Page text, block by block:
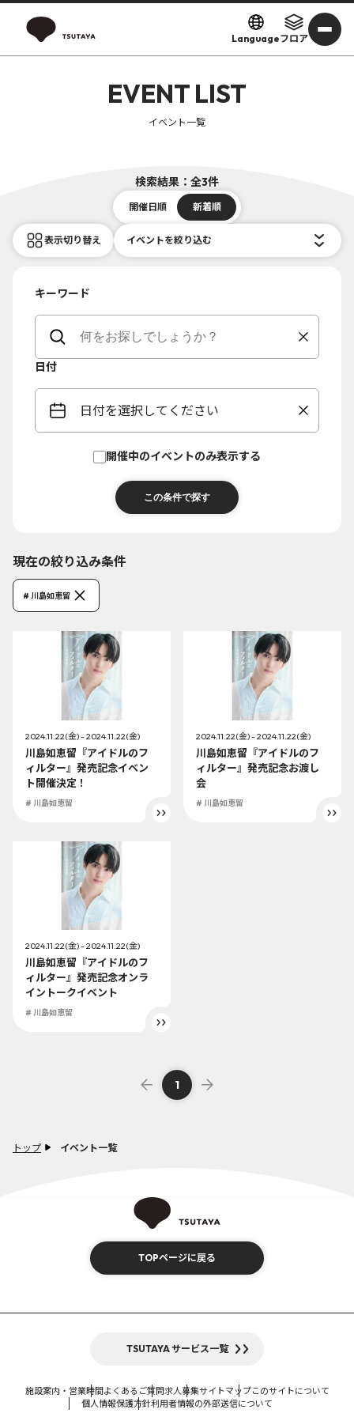
Languageフロア
トップ イベント一覧
EVENT LIST
イベント一覧
検索結果：全3件
開催日順 新着順
表示切り替え イベントを絞り込む
キーワード
日付
日付を選択してください
開催中のイベントのみ表示する
現在の絞り込み条件
# 川島如恵留
2024.11.22(金) - 2024.11.22(金)
川島如恵留『アイドルのフ
ィルター』発売記念イベン
ト開催決定！
# 川島如恵留
2024.11.22(金) - 2024.11.22(金)
川島如恵留『アイドルのフ
ィルター』発売記念お渡し
会
# 川島如恵留
2024.11.22(金) - 2024.11.22(金)
川島如恵留『アイドルのフ
ィルター』発売記念オンラ
イントークイベント
# 川島如恵留
1
TOPページに戻る
TSUTAYA サービス一覧
施設案内・営業時間よくあるご質問求人募集サイトマップこのサイトについて
個人情報保護方針利用者情報の外部送信について